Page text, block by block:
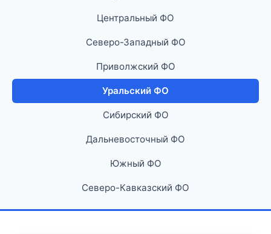
Центральный ФО
Северо-Западный ФО
Приволжский ФО
Уральский ФО
Сибирский ФО
Дальневосточный ФО
Южный ФО
Северо-Кавказский ФО